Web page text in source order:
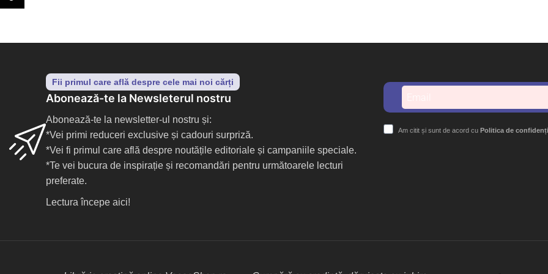
Fii primul care află despre cele mai noi cărți
Abonează-te la Newsleterul nostru
Abonează-te la newsletter-ul nostru și:
*Vei primi reduceri exclusive și cadouri surpriză.
*Vei fi primul care află despre noutățile editoriale și campaniile speciale.
*Te vei bucura de inspirație și recomandări pentru următoarele lecturi
preferate.
Lectura începe aici!
Am citit și sunt de acord cu Politica de